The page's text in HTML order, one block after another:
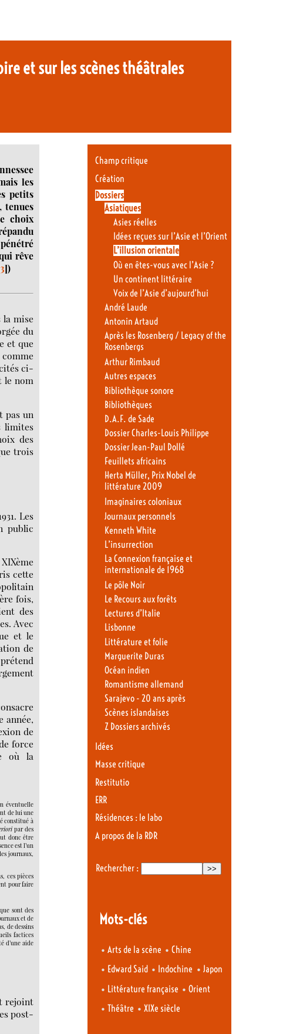
et sur les scènes théâtrales
les
petits
tenues
choix
rêve
3])
la mise
du
et que
ci-
le nom
pas un
limites
des
trois
Les
public
cette
fois,
des
Avec
et le
de
année,
de
force
où la
éventuelle
de lui une
constitué à
par des
donc être
est l’un
journaux,
ces pièces
pour faire
sont des
et de
de dessins
factices
d’une aide
rejoint
post-
Champ critique
Création
Dossiers
Asiatiques
Asies réelles
Idées reçues sur l’Asie et l’Orient
L’illusion orientale
Où en êtes-vous avec l’Asie ?
Un continent littéraire
Voix de l’Asie d’aujourd’hui
André Laude
Antonin Artaud
Après les Rosenberg / Legacy of the
Rosenbergs
Arthur Rimbaud
Autres espaces
Bibliothèque sonore
Bibliothèques
D.A.F. de Sade
Dossier Charles-Louis Philippe
Dossier Jean-Paul Dollé
Feuillets africains
Herta Müller, Prix Nobel de
littérature 2009
Imaginaires coloniaux
Journaux personnels
Kenneth White
L’insurrection
La Connexion française et
internationale de 1968
Le pôle Noir
Le Recours aux forêts
Lectures d’Italie
Lisbonne
Littérature et folie
Marguerite Duras
Océan indien
Romantisme allemand
Sarajevo - 20 ans après
Scènes islandaises
Z Dossiers archivés
Idées
Masse critique
Restitutio
ERR
Résidences : le labo
A propos de la RDR
Rechercher :
Mots-clés
• Arts de la scène •Chine
• Edward Said • Indochine • Japon
• Littérature française •Orient
• Théâtre •XIXe siècle